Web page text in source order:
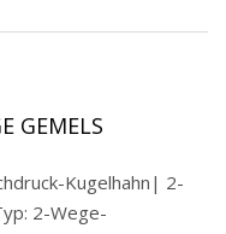
GEMELS
Kugelhahn| 2-